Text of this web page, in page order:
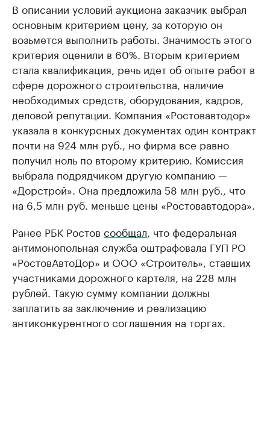
В описании условий аукциона заказчик выбрал
основным критерием цену, за которую он
возьмется выполнить работы. Значимость этого
критерия оценили в 60%. Вторым критерием
стала квалификация, речь идет об опыте работ в
сфере дорожного строительства, наличие
необходимых средств, оборудования, кадров,
деловой репутации. Компания «Ростовавтодор»
указала в конкурсных документах один контракт
почти на 924 млн руб., но фирма все равно
получил ноль по второму критерию. Комиссия
выбрала подрядчиком другую компанию —
«Дорстрой». Она предложила 58 млн руб., что
на 6,5 млн руб. меньше цены «Ростовавтодора».
Ранее РБК Ростов сообщал , что федеральная
антимонопольная служба оштрафовала ГУП РО
«РостовАвтоДор» и ООО «Строитель», ставших
участниками дорожного картеля, на 228 млн
рублей. Такую сумму компании должны
заплатить за заключение и реализацию
антиконкурентного соглашения на торгах.